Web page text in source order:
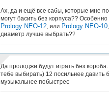
Ах, да и ещё все сабы, которые мне
могут басить без корпуса?? Особенно
Prology NEO-12, или Prology NEO-10
диаметр лучше выбрать??
Да пролоджи будут играть без
тебе выбирать) 12 посильнее давить
музыкальнее побыстрее